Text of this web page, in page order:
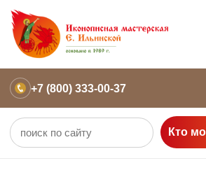
+7 (800) 333-00-37
Кто